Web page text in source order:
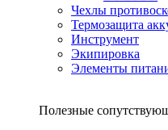
Чехлы
Термозащита
Инструмент
Экипировка
Элементы
Полезные